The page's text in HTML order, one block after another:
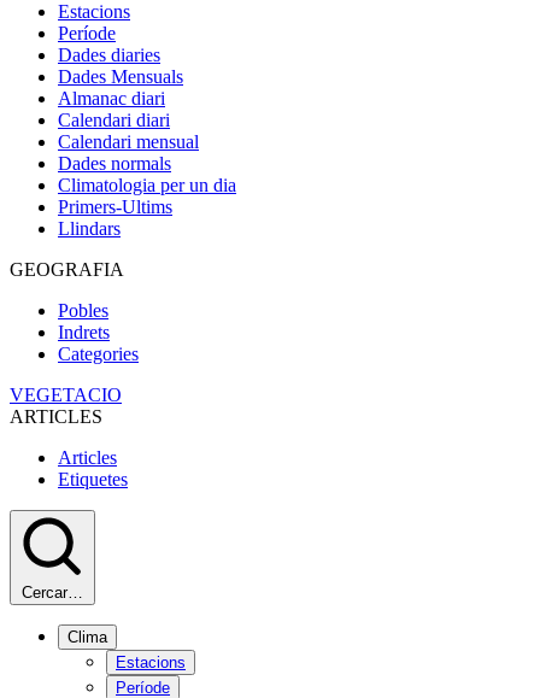
Estacions
Període
Dades diaries
Dades Mensuals
Almanac diari
Calendari diari
Calendari mensual
Dades normals
Climatologia per un dia
Primers-Ultims
Llindars
GEOGRAFIA
Pobles
Indrets
Categories
VEGETACIO
ARTICLES
Articles
Etiquetes
Cercar…
Clima
Estacions
Període